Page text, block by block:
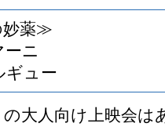
妙薬≫
ニ
ギュー
大人向け上映会は